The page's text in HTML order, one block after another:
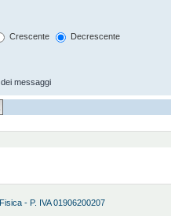
Crescente Decrescente
messaggi
- P. IVA 01906200207